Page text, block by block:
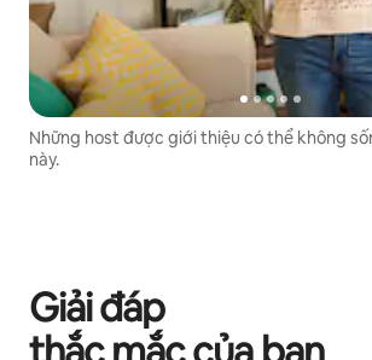
Những host được giới thiệu có thể không
này.
Giải đáp